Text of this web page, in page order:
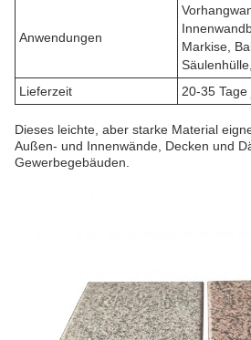
Anwendungen
Markise,
Lieferzeit
20-35
Dieses leichte, aber starke Material
Außen- und Innenwände, Decken und
Gewerbegebäuden.